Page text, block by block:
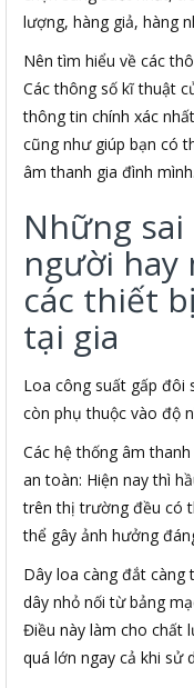
lượng, hàng giả, hàng
Nên tìm hiểu về các
Các thông số kĩ thuật
thông tin chính xác
cũng như giúp bạn có
âm thanh gia đình mình.
Những
người hay
các thiết
tại gia
Loa công suất gấp đôi
còn phụ thuộc vào độ
Các hệ thống âm
an toàn: Hiện nay thì
trên thị trường đều có
thể gây ảnh hưởng
Dây loa càng đắt càng
dây nhỏ nối từ bảng
Điều này làm cho chất
quá lớn ngay cả khi sử